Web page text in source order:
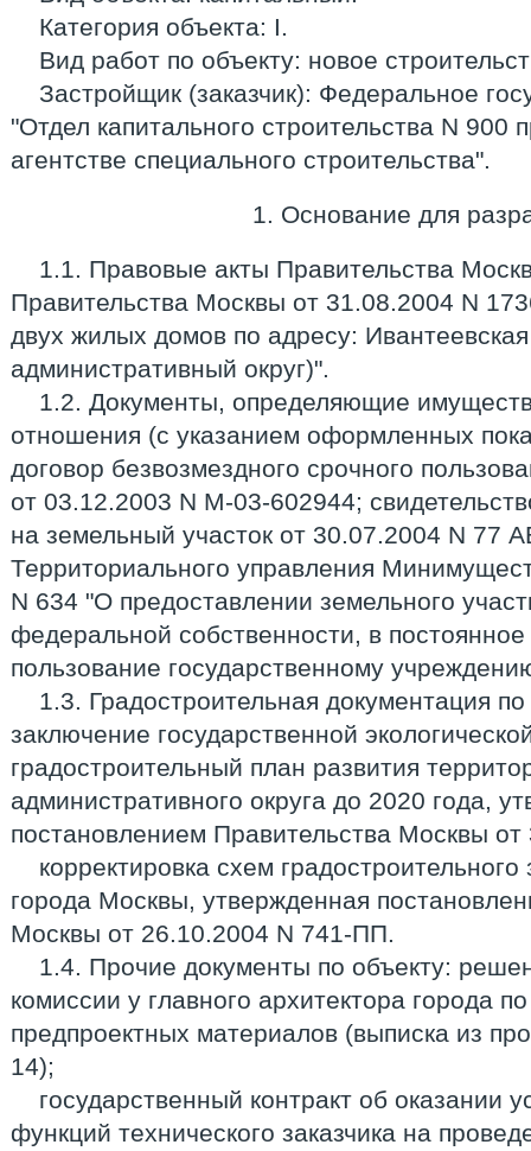
Категория объекта: I.
Вид работ по объекту: новое
Застройщик (заказчик): Федеральное
"Отдел капитального строительства N 900
агентстве специального строительства".
1. Основание для
1.1. Правовые акты Правительства
Правительства Москвы от 31.08.2004 N
двух жилых домов по адресу:
административный округ)".
1.2. Документы, определяющие
отношения (с указанием оформленных
договор безвозмездного срочного
от 03.12.2003 N М-03-602944;
на земельный участок от 30.07.2004 N 77
Территориального управления
N 634 "О предоставлении земельного
федеральной собственности, в
пользование государственному
1.3. Градостроительная документация
заключение государственной
градостроительный план развития
административного округа до 2020 года,
постановлением Правительства Москвы
корректировка схем
города Москвы, утвержденная
Москвы от 26.10.2004 N 741-ПП.
1.4. Прочие документы по объекту:
комиссии у главного архитектора города
предпроектных материалов (выписка из
14);
государственный контракт об оказании
функций технического заказчика на